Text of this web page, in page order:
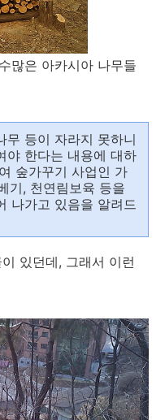
많은 아카시아 나무들
무 등이 자라지 못하니
야 한다는 내용에 대하
숲가꾸기 사업인 가
기, 천연림보육 등을
나가고 있음을 알려드
있던데, 그래서 이런